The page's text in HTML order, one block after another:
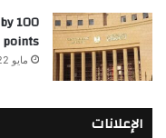
100
مايو 22, 2025
الإعلانات